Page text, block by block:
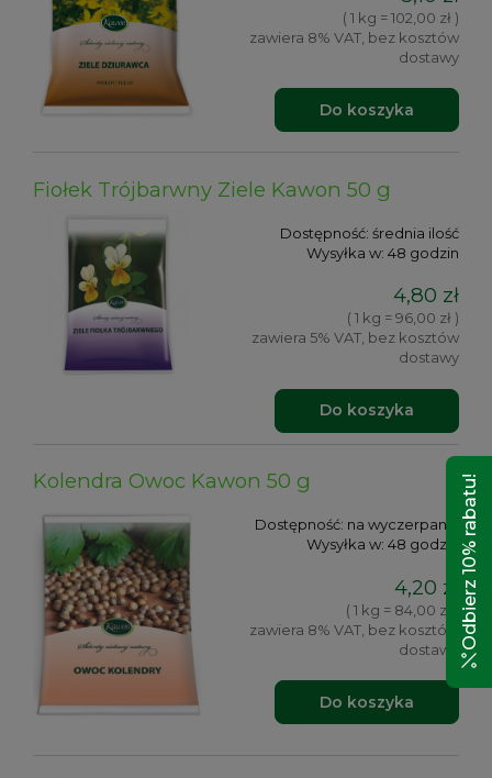
( 1 kg = 102,00 zł )
zawiera 8% VAT, bez kosztów
dostawy
Do koszyka
Fiołek Trójbarwny Ziele Kawon 50 g
Dostępność: średnia ilość
Wysyłka w: 48 godzin
4,80 zł
( 1 kg = 96,00 zł )
zawiera 5% VAT, bez kosztów
dostawy
Do koszyka
Kolendra Owoc Kawon 50 g
Dostępność: na wyczerpaniu
Wysyłka w: 48 godzin
4,20 zł
( 1 kg = 84,00 zł )
zawiera 8% VAT, bez kosztów
dostawy
Do koszyka
Odbierz 10% rabatu!